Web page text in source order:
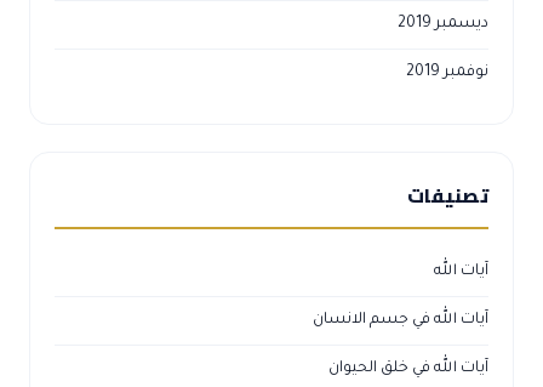
ديسمبر 2019
نوفمبر 2019
تصنيفات
آيات الله
آيات الله في جسم الانسان
آيات الله في خلق الحيوان